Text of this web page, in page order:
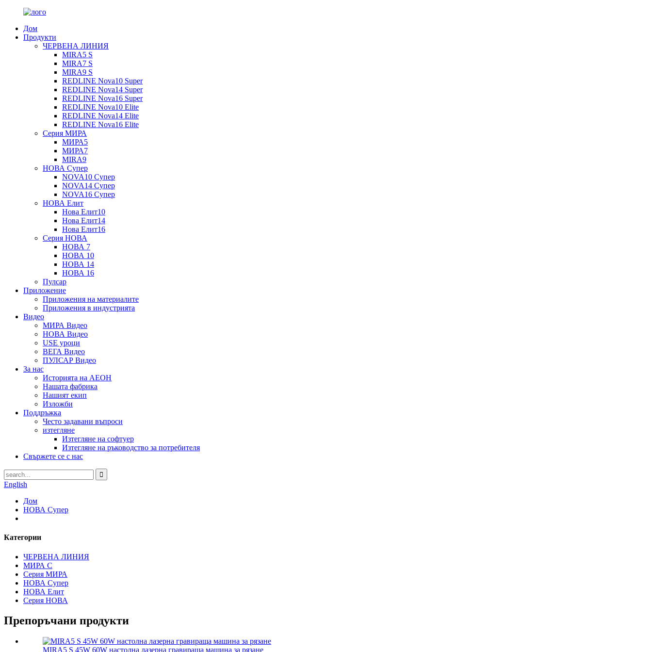
Дом
Продукти
ЧЕРВЕНА ЛИНИЯ
MIRA5 S
MIRA7 S
MIRA9 S
REDLINE Nova10 Super
REDLINE Nova14 Super
REDLINE Nova16 Super
REDLINE Nova10 Elite
REDLINE Nova14 Elite
REDLINE Nova16 Elite
Серия МИРА
МИРА5
МИРА7
MIRA9
НОВА Супер
NOVA10 Супер
NOVA14 Супер
NOVA16 Супер
НОВА Елит
Нова Елит10
Нова Елит14
Нова Елит16
Серия НОВА
НОВА 7
НОВА 10
НОВА 14
НОВА 16
Пулсар
Приложение
Приложения на материалите
Приложения в индустрията
Видео
МИРА Видео
НОВА Видео
USE уроци
ВЕГА Видео
ПУЛСАР Видео
За нас
Историята на АЕОН
Нашата фабрика
Нашият екип
Изложби
Поддръжка
Често задавани въпроси
изтегляне
Изтегляне на софтуер
Изтегляне на ръководство за потребителя
Свържете се с нас
English
Дом
НОВА Супер
Категории
ЧЕРВЕНА ЛИНИЯ
МИРА С
Серия МИРА
НОВА Супер
НОВА Елит
Серия НОВА
Препоръчани продукти
MIRA5 S 45W 60W настолна лазерна гравираща машина за рязане